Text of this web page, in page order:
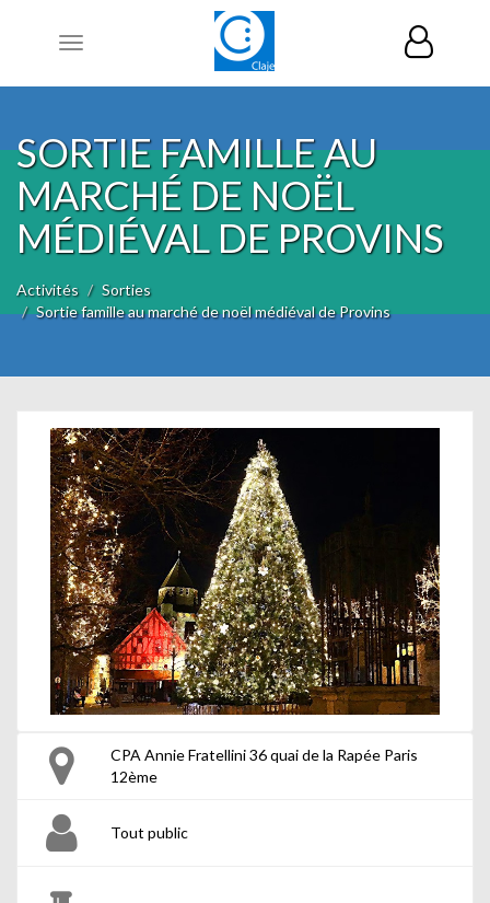
Toggle
SORTIE FAMILLE AU
MARCHÉ DE NOËL
MÉDIÉVAL DE PROVINS
Activités
Sorties
Sortie famille au marché de noël médiéval de Provins
CPA Annie Fratellini 36 quai de la Rapée Paris
12ème
Tout public